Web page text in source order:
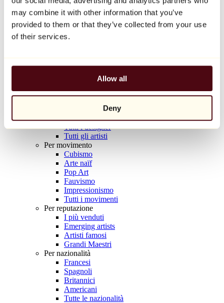
may combine it with other information that you’ve
provided to them or that they’ve collected from your use
of their services.
Allow all
Deny
Balloon Dog (Orange)
Jeff Koons
10.000 €
Artisti
Tutti i pittori
Tutti i fotografi
Tutti i disegnatori
Tutti i designer
Tutti gli artisti
Per movimento
Cubismo
Arte naïf
Pop Art
Fauvismo
Impressionismo
Tutti i movimenti
Per reputazione
I più venduti
Emerging artists
Artisti famosi
Grandi Maestri
Per nazionalità
Francesi
Spagnoli
Britannici
Americani
Tutte le nazionalità